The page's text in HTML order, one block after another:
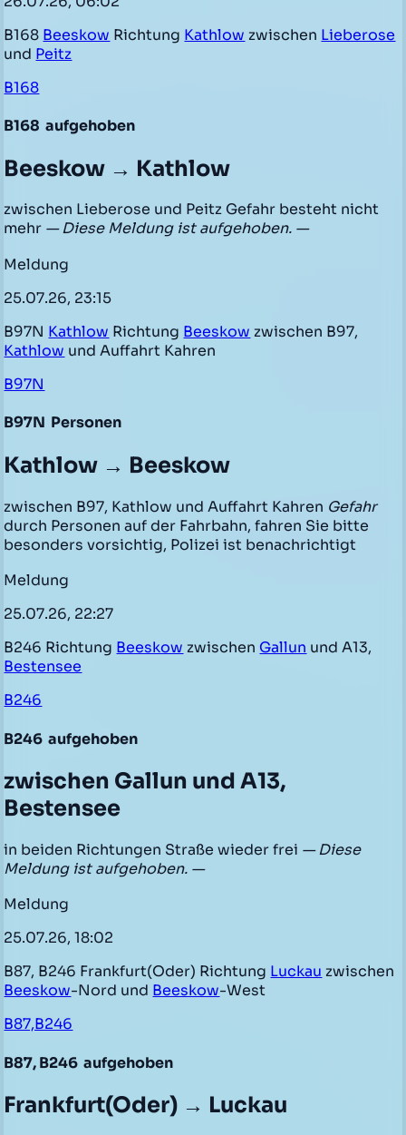
B168 Beeskow Richtung Kathlow zwischen Lieberose
und Peitz
B168
B168 aufgehoben
Beeskow → Kathlow
zwischen Lieberose und Peitz Gefahr besteht nicht
mehr — Diese Meldung ist aufgehoben. —
Meldung
25.07.26, 23:15
B97N Kathlow Richtung Beeskow zwischen B97,
Kathlow und Auffahrt Kahren
B97N
B97N Personen
Kathlow → Beeskow
zwischen B97, Kathlow und Auffahrt Kahren Gefahr
durch Personen auf der Fahrbahn, fahren Sie bitte
besonders vorsichtig, Polizei ist benachrichtigt
Meldung
25.07.26, 22:27
B246 Richtung Beeskow zwischen Gallun und A13,
Bestensee
B246
B246 aufgehoben
zwischen Gallun und A13,
Bestensee
in beiden Richtungen Straße wieder frei — Diese
Meldung ist aufgehoben. —
Meldung
25.07.26, 18:02
B87, B246 Frankfurt(Oder) Richtung Luckau zwischen
Beeskow-Nord und Beeskow-West
B87,B246
B87, B246 aufgehoben
Frankfurt(Oder) → Luckau